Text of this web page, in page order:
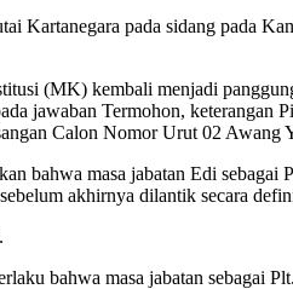
Kartanegara pada sidang pada
(MK) kembali menjadi
jawaban Termohon, keterangan
Calon Nomor Urut 02 Awang
bahwa masa jabatan Edi
akhirnya dilantik secara
bahwa masa jabatan sebagai